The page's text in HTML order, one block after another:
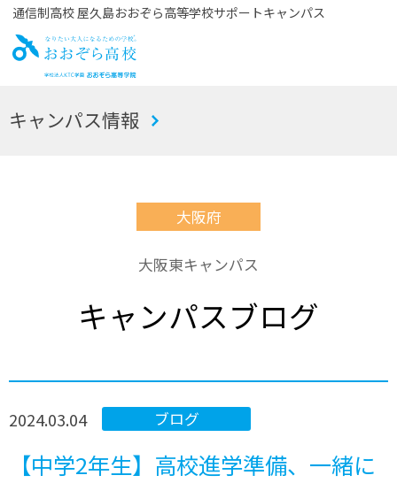
通信制高校 屋久島おおぞら高等学校サポートキャンパス
お
キャンパス情報
大阪府
大阪東キャンパス
キャンパスブログ
ブログ
2024.03.04
【中学2年生】高校進学準備、一緒に